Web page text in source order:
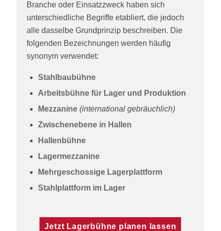
Branche oder Einsatzzweck haben sich
unterschiedliche Begriffe etabliert, die jedoch
alle dasselbe Grundprinzip beschreiben. Die
folgenden Bezeichnungen werden häufig
synonym verwendet:
Stahlbaubühne
Arbeitsbühne für Lager und Produktion
Mezzanine (international gebräuchlich)
Zwischenebene in Hallen
Hallenbühne
Lagermezzanine
Mehrgeschossige Lagerplattform
Stahlplattform im Lager
Jetzt Lagerbühne planen lassen